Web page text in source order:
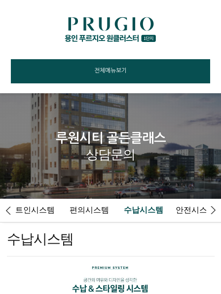
전체메뉴보기
루원시티 골든클래스
상담문의
빌트인시스템 편의시스템 수납시스템 안전시스템
수납시스템